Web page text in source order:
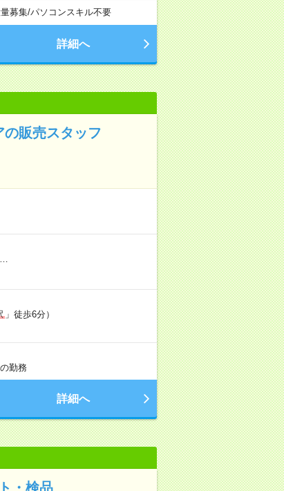
募集/パソコンスキル不要
詳細へ
の販売スタッフ
」徒歩6分）
勤務
詳細へ
・検品